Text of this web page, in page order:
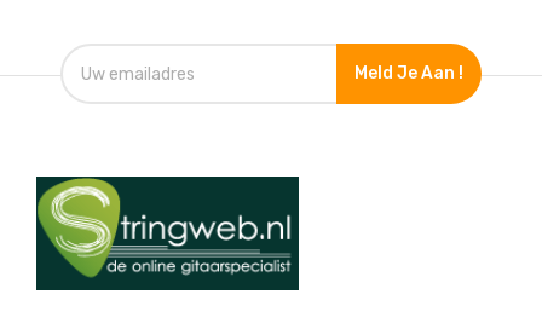
Meld Je Aan !